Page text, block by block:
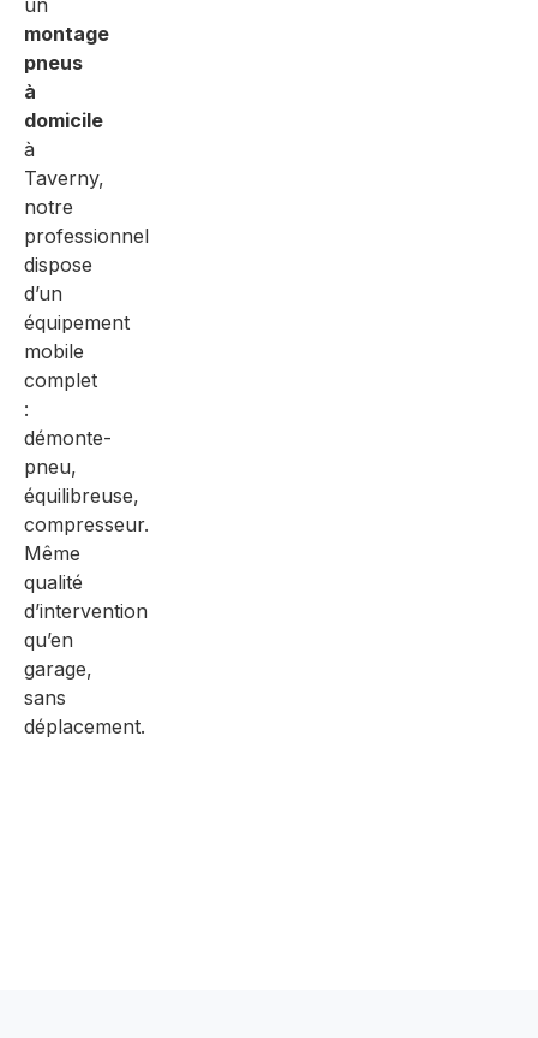
un
montage
pneus
à
domicile
à
Taverny,
notre
professionnel
dispose
d’un
équipement
mobile
complet
:
démonte-
pneu,
équilibreuse,
compresseur.
Même
qualité
d’intervention
qu’en
garage,
sans
déplacement.